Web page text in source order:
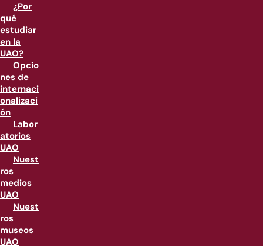
¿Por
qué
estudiar
en la
UAO?
Opcio
nes de
internaci
onalizaci
ón
Labor
atorios
UAO
Nuest
ros
medios
UAO
Nuest
ros
museos
UAO